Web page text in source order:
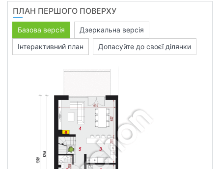
ПЛАН ПЕРШОГО ПОВЕРХУ
Базова версія
Дзеркальна версія
Інтерактивний план
Допасуйте до своєї ділянки